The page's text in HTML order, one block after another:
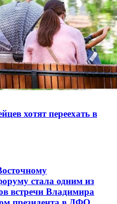
хотят переехать в
стала одним из
встречи Владимира